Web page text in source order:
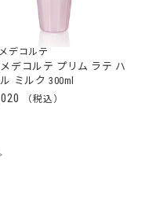
デコルテ
デコルテ プリム ラテ ハ
ミルク 300ml